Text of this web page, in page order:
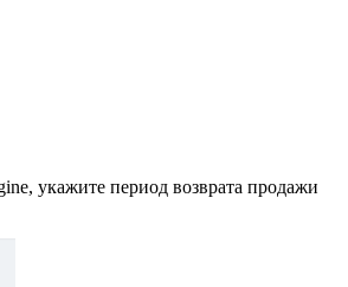
укажите период возврата продажи